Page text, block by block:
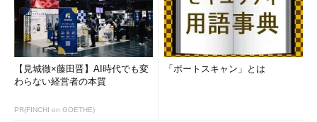
【見城徹×藤田晋】AI時代でも変
わらない経営者の本質
PR(FINCHI on GOETHE)
「ポートスキャン」とは